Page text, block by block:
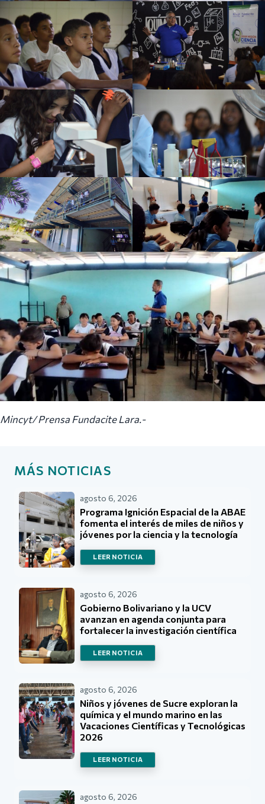
Mincyt/ Prensa Fundacite Lara.-
MÁS NOTICIAS
agosto 6, 2026
Programa Ignición Espacial de la ABAE
fomenta el interés de miles de niños y
jóvenes por la ciencia y la tecnología
LEER NOTICIA
agosto 6, 2026
Gobierno Bolivariano y la UCV
avanzan en agenda conjunta para
fortalecer la investigación científica
LEER NOTICIA
agosto 6, 2026
Niños y jóvenes de Sucre exploran la
química y el mundo marino en las
Vacaciones Científicas y Tecnológicas
2026
LEER NOTICIA
agosto 6, 2026